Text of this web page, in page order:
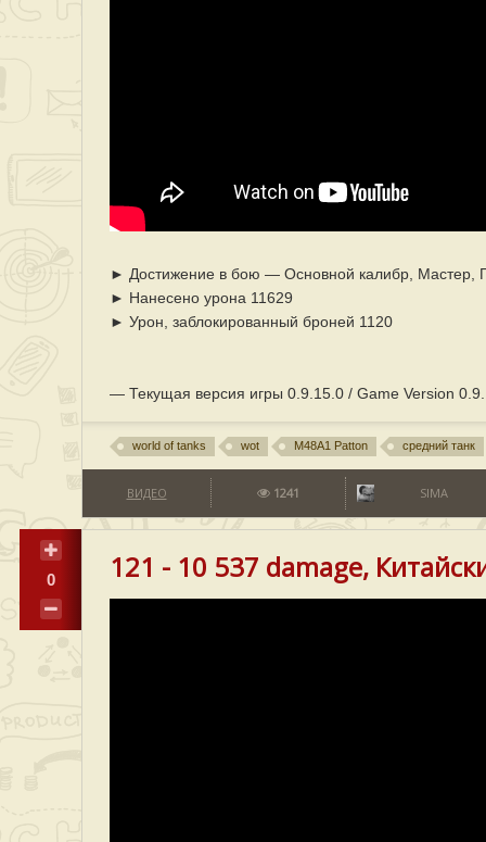
► Достижение в бою — Основной калибр, Мастер,
► Нанесено урона 11629
► Урон, заблокированный броней 1120
— Текущая версия игры 0.9.15.0 / Game Version
world of tanks wot M48A1 Patton средний танк
ВИДЕО 1241 SIMA
0 121 - 10 537 damage,